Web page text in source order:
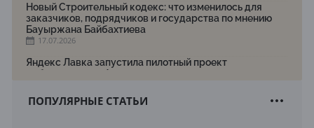
Новый Строительный кодекс: что изменилось для
заказчиков, подрядчиков и государства по мнению
Бауыржана Байбахтиева
17.07.2026
Яндекс Лавка запустила пилотный проект
рободоставки в Астане
Архитектурная премия SÄULE ARCHITEKTURPREIS
ПОПУЛЯРНЫЕ СТАТЬИ